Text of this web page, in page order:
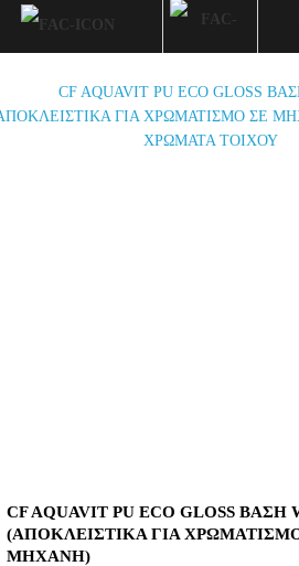
CF AQUAVIT PU ECO GLOSS ΒΑΣΗ
(ΑΠΟΚΛΕΙΣΤΙΚΑ ΓΙΑ
ΜΗΧΑΝΗ)